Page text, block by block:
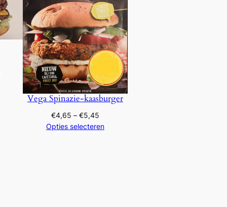
Vega Spinazie-kaasburger
€4,65 – €5,45Prijsklasse:
€4,65
Opties selecteren